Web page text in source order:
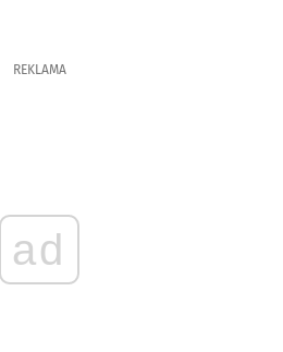
REKLAMA
ad